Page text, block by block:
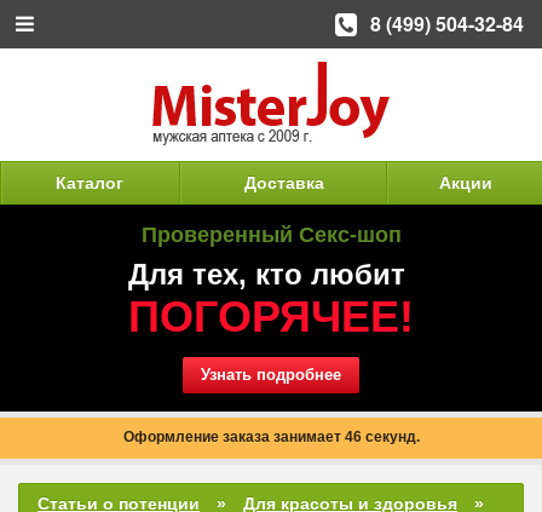
Каталог Доставка Акции
Проверенный Секс-шоп
Для тех, кто любит
ПОГОРЯЧЕЕ!
Узнать подробнее
Оформление заказа занимает 46 секунд.
Статьи о потенции
Для красоты и здоровья
8 (499) 504-32-84